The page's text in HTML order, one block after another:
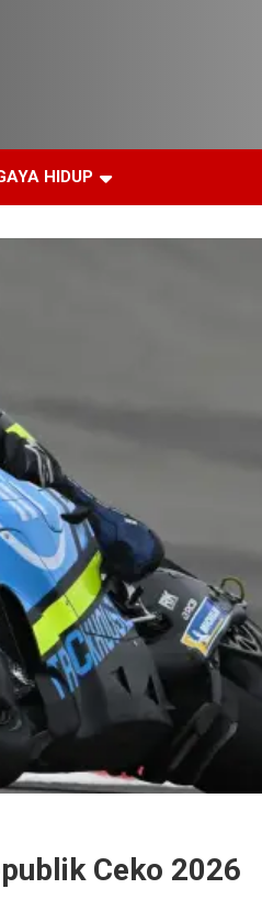
HIDUP
Ceko 2026